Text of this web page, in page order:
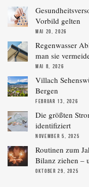
Vorbild gelten
MAI 20, 2026
Regenwasser
man sie
MAI 8, 2026
Villach
Bergen
FEBRUAR 13, 2026
Die größten
identifiziert
NOVEMBER 5, 2025
Routinen zum
Bilanz ziehen –
OKTOBER 29, 2025